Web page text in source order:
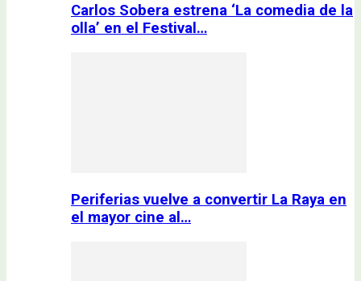
Carlos Sobera estrena ‘La comedia de la
olla’ en el Festival…
Periferias vuelve a convertir La Raya en
el mayor cine al…